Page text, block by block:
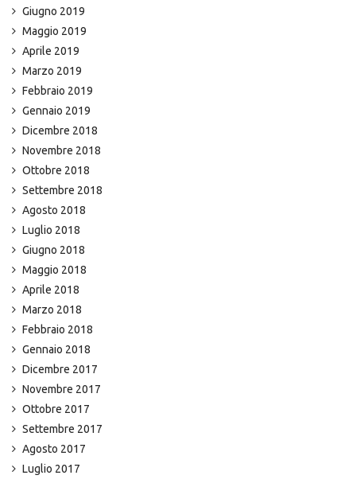
Giugno 2019
Maggio 2019
Aprile 2019
Marzo 2019
Febbraio 2019
Gennaio 2019
Dicembre 2018
Novembre 2018
Ottobre 2018
Settembre 2018
Agosto 2018
Luglio 2018
Giugno 2018
Maggio 2018
Aprile 2018
Marzo 2018
Febbraio 2018
Gennaio 2018
Dicembre 2017
Novembre 2017
Ottobre 2017
Settembre 2017
Agosto 2017
Luglio 2017